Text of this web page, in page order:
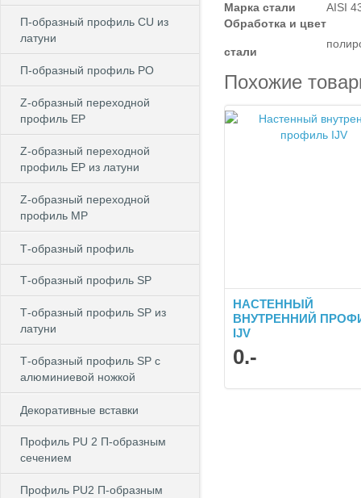
П-образный профиль CU из
латуни
П-образный профиль PO
Z-образный переходной
профиль EP
Z-образный переходной
профиль EP из латуни
Z-образный переходной
профиль MP
Т-образный профиль
Т-образный профиль SP
Т-образный профиль SP из
латуни
Т-образный профиль SP c
алюминиевой ножкой
Декоративные вставки
Профиль PU 2 П-образным
сечением
Профиль PU2 П-образным
Марка стали
AISI
Обработка и цвет
стали
Похожие
НАСТЕННЫЙ
ВНУТРЕННИЙ
IJV
0.-